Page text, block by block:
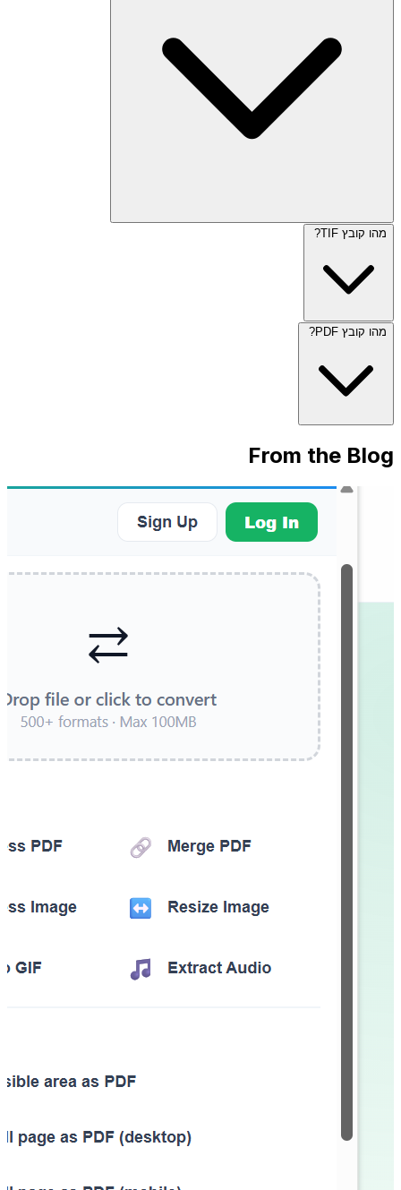
מהו קובץ TIF?
מהו קובץ PDF?
From the Blog